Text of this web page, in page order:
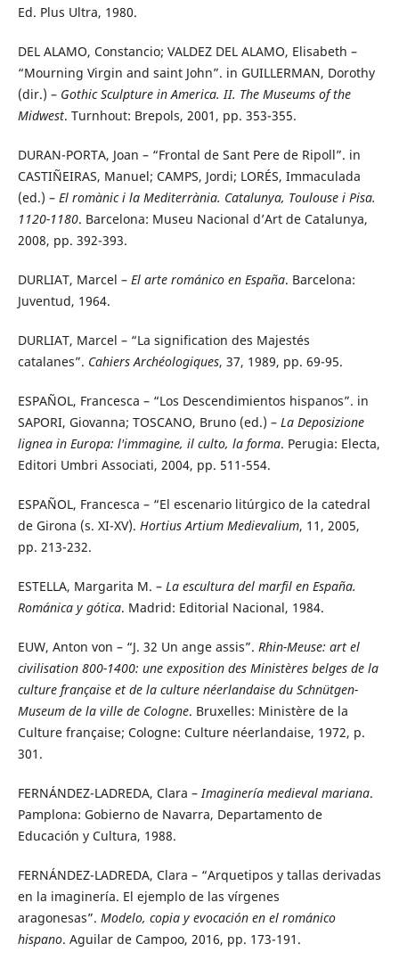
Ed. Plus Ultra, 1980.
DEL ALAMO, Constancio; VALDEZ DEL ALAMO, Elisabeth –
“Mourning Virgin and saint John”. in GUILLERMAN, Dorothy
(dir.) – Gothic Sculpture in America. II. The Museums of the
Midwest. Turnhout: Brepols, 2001, pp. 353-355.
DURAN-PORTA, Joan – “Frontal de Sant Pere de Ripoll”. in
CASTIÑEIRAS, Manuel; CAMPS, Jordi; LORÉS, Immaculada
(ed.) – El romànic i la Mediterrània. Catalunya, Toulouse i Pisa.
1120-1180. Barcelona: Museu Nacional d’Art de Catalunya,
2008, pp. 392-393.
DURLIAT, Marcel – El arte románico en España. Barcelona:
Juventud, 1964.
DURLIAT, Marcel – “La signification des Majestés
catalanes”. Cahiers Archéologiques, 37, 1989, pp. 69-95.
ESPAÑOL, Francesca – “Los Descendimientos hispanos”. in
SAPORI, Giovanna; TOSCANO, Bruno (ed.) – La Deposizione
lignea in Europa: l'immagine, il culto, la forma. Perugia: Electa,
Editori Umbri Associati, 2004, pp. 511-554.
ESPAÑOL, Francesca – “El escenario litúrgico de la catedral
de Girona (s. XI-XV). Hortius Artium Medievalium, 11, 2005,
pp. 213-232.
ESTELLA, Margarita M. – La escultura del marfil en España.
Románica y gótica. Madrid: Editorial Nacional, 1984.
EUW, Anton von – “J. 32 Un ange assis”. Rhin-Meuse: art el
civilisation 800-1400: une exposition des Ministères belges de la
culture française et de la culture néerlandaise du Schnütgen-
Museum de la ville de Cologne. Bruxelles: Ministère de la
Culture française; Cologne: Culture néerlandaise, 1972, p.
301.
FERNÁNDEZ-LADREDA, Clara – Imaginería medieval mariana.
Pamplona: Gobierno de Navarra, Departamento de
Educación y Cultura, 1988.
FERNÁNDEZ-LADREDA, Clara – “Arquetipos y tallas derivadas
en la imaginería. El ejemplo de las vírgenes
aragonesas”. Modelo, copia y evocación en el románico
hispano. Aguilar de Campoo, 2016, pp. 173-191.